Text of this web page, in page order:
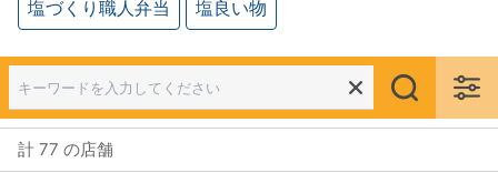
く
塩づくり職人弁当 塩良い物
計 77 の店舗